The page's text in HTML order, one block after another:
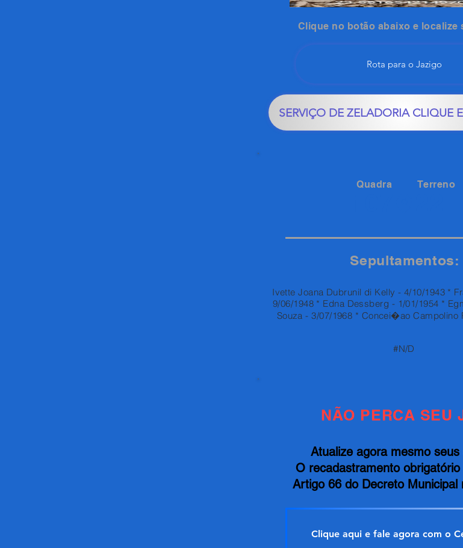
Clique no botão abaixo e localize
Rota para o Jazigo
SERVIÇO DE ZELADORIA CLIQUE
Quadra Terreno
Sepultamentos:
Ivette Joana Dubrunil di Kelly - 4/10/1943 *
9/06/1948 * Edna Dessberg - 1/01/1954 *
Souza - 3/07/1968 * Concei�ao Campolino
#N/D
NÃO PERCA SEU
Atualize agora mesmo seus
O recadastramento
Artigo 66 do Decreto Municipal
Clique aqui e fale agora com o